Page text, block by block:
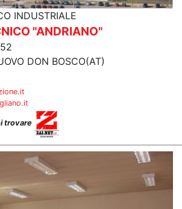
INDUSTRIALE
"ANDRIANO"
DON BOSCO(AT)
trovare